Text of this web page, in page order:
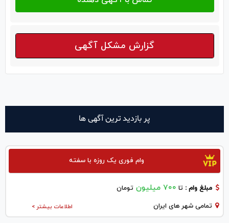
گزارش مشکل آگهی
پر بازدید ترین آگهی ها
وام فوری یک روزه با سفته
مبلغ وام : تا 700 میلیون تومان
اطلاعات بیشتر > تمامی شهر های ایران